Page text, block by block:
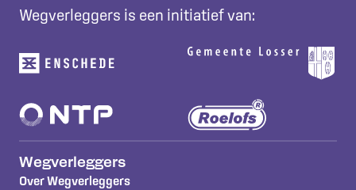
Wegverleggers is een initiatief van:
Wegverleggers
Over Wegverleggers